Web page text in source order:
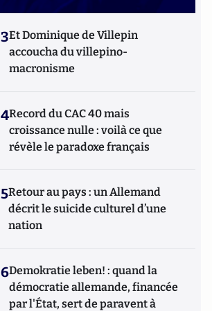
3Et Dominique de Villepin
accoucha du villepino-
macronisme
4Record du CAC 40 mais
croissance nulle : voilà ce que
révèle le paradoxe français
5Retour au pays : un Allemand
décrit le suicide culturel d’une
nation
6Demokratie leben! : quand la
démocratie allemande, financée
par l'État, sert de paravent à